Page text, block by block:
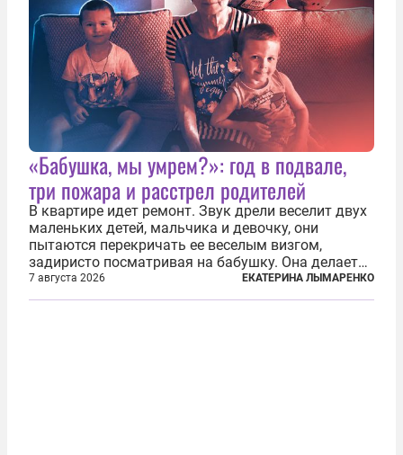
«Бабушка, мы умрем?»: год в подвале,
три пожара и расстрел родителей
В квартире идет ремонт. Звук дрели веселит двух
маленьких детей, мальчика и девочку, они
пытаются перекричать ее веселым визгом,
задиристо посматривая на бабушку. Она делает
им замечание, но внуки чувствуют, что она
сердится невсерьез. И это правда: дрель, конечно,
7 августа 2026 ЕКАТЕРИНА ЛЫМАРЕНКО